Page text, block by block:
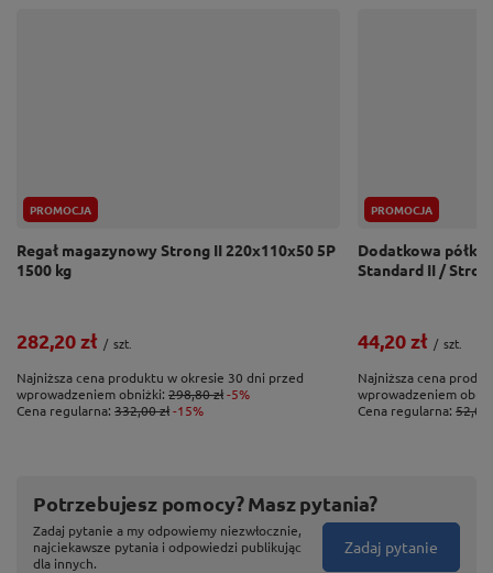
PROMOCJA
Regał magazynowy Strong II 220x110x50 5P
1500 kg
282,20 zł / szt.
Najniższa cena produktu w okresie 30 dni przed
wprowadzeniem obniżki: 298,80 zł-5%
Cena regularna: 332,00 zł-15%
PROMOCJA
Dodatkowa półka
Standard II /
44,20 zł / szt.
Najniższa cena
wprowadzeniem
Cena regularna: 52,00
Potrzebujesz pomocy? Masz pytania?
Zadaj pytanie a my odpowiemy niezwłocznie,
najciekawsze pytania i odpowiedzi publikując
dla innych.
Zadaj pytanie